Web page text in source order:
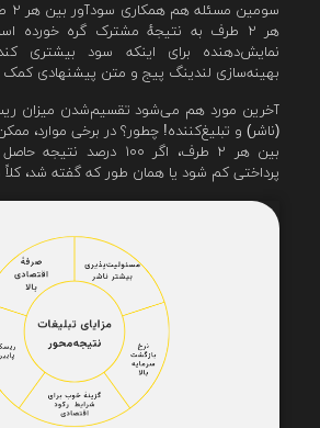
هر ۲ طرف به نتیجهٔ مشترک گره
نمایش‌دهنده برای اینکه سود بیشتری
بهینه‌سازی لندینگ پیج و متن پیشنهادی کمک
آخرین مورد هم می‌شود تقسیم‌شدن میزان
(ناشر) و تبلیغ‌کننده! چطور؟ در برخی موارد،
بین هر ۲ طرف، اگر ۱۰۰
پرداختی کم شود یا همان طور که گفته شد، کلاً